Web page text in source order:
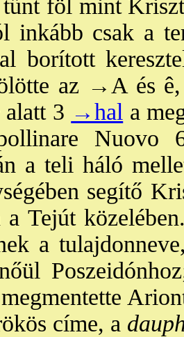
föl mint
inkább csak a
borított
az →A és ê
alatt 3 →hal a
Nuovo
a teli háló
segítő
a Tejút
a
címe, a